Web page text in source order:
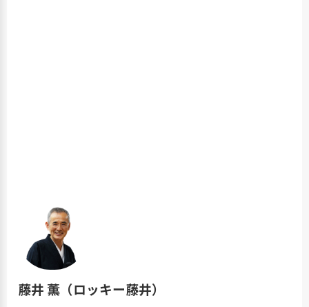
藤井 薫（ロッキー藤井）